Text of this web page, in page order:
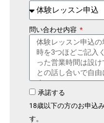
問い合わせ内容
承諾する
18歳以下の方のお申込
す。